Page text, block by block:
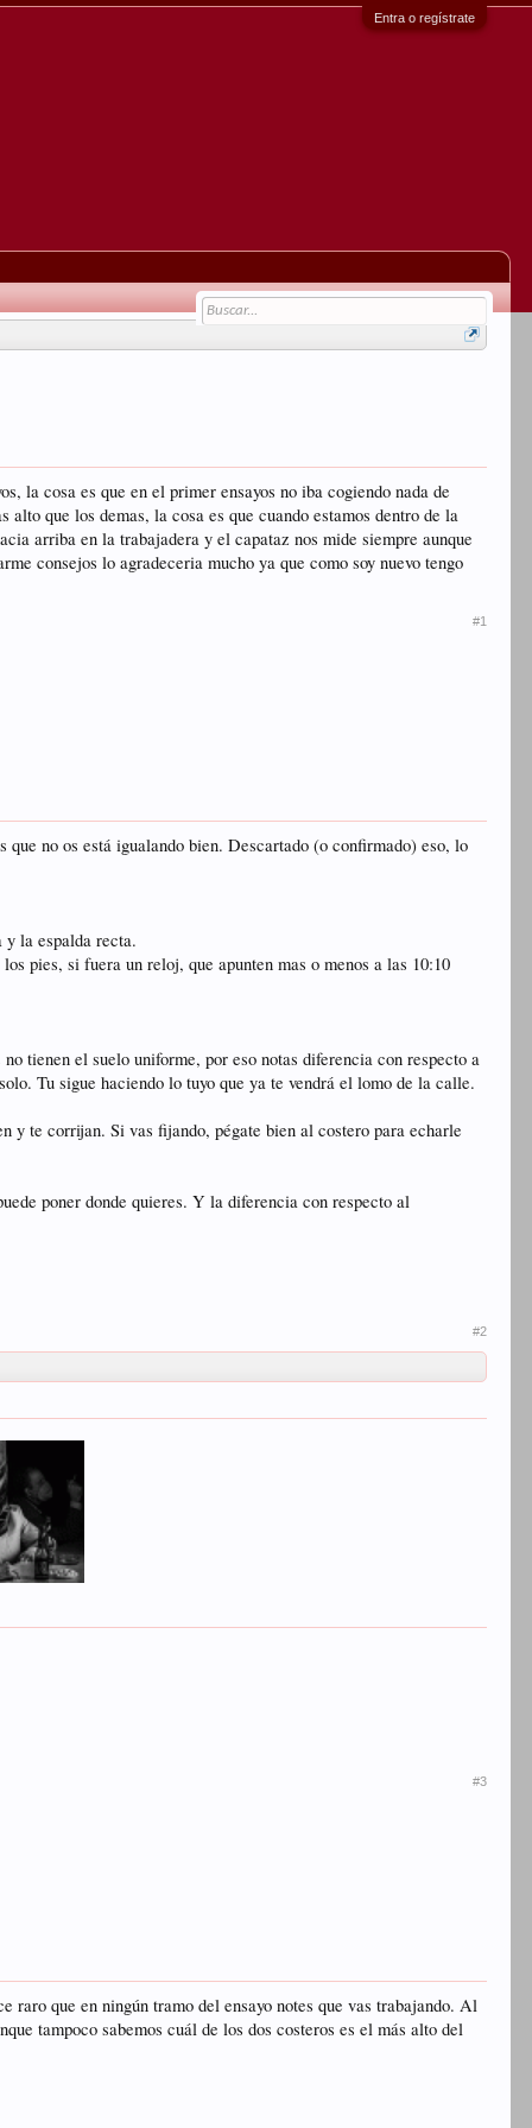
Entra o regístrate
la cosa es que en el primer ensayos no iba cogiendo nada de
que los demas, la cosa es que cuando estamos dentro de la
arriba en la trabajadera y el capataz nos mide siempre aunque
consejos lo agradeceria mucho ya que como soy nuevo tengo
#1
no os está igualando bien. Descartado (o confirmado) eso, lo
y la espalda recta.
pies, si fuera un reloj, que apunten mas o menos a las 10:10
tienen el suelo uniforme, por eso notas diferencia con respecto a
Tu sigue haciendo lo tuyo que ya te vendrá el lomo de la calle.
y te corrijan. Si vas fijando, pégate bien al costero para echarle
poner donde quieres. Y la diferencia con respecto al
#2
#3
raro que en ningún tramo del ensayo notes que vas trabajando. Al
tampoco sabemos cuál de los dos costeros es el más alto del